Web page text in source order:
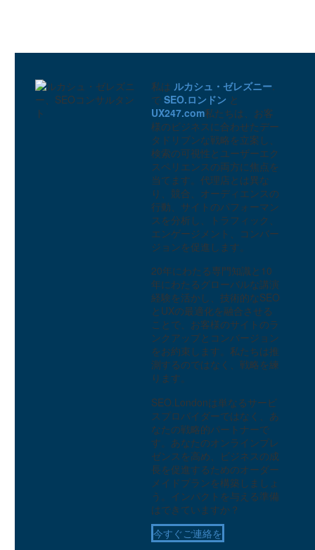
eコマースのバスケット放
ンス
1
09 4? 2014
カスタマーレビューとコン
バージョン最適化
0
eコマースのタクソノミと
コンバージョンへの影響に
ついての新しいeGuide
1
ボーデン - 中国でのユーザ
3
ビリティ・テスト
0
EコマースサイトのUXデザ
0
オンラインショップのため
のユーザーエクスペリエン
バスケットユーザビリティ
0
ボンマルシェ - マルチプラ
ットフォームのユーザビリ
3
Covid-19は、オンラインUX
の新しい常識を作るか？
3
私は ルカシュ・ゼレズニー.
で SEO.ロンドン と
UX247.com私たちは、お客
様のビジネスに合わせたデー
タドリブンな戦略を立案し、
検索の可視性とユーザーエク
スペリエンスの両方に焦点を
当てます。代理店とは異な
り、競合、オーディエンスの
行動、サイトのパフォーマン
スを分析し、トラフィック、
エンゲージメント、コンバー
ジョンを促進します。
20年にわたる専門知識と10
年にわたるグローバルな講演
経験を活かし、技術的なSEO
とUXの最適化を融合させる
ことで、お客様のサイトのラ
ンクアップとコンバージョン
をお約束します。私たちは推
測するのではなく、戦略を練
ります。
SEO.Londonは単なるサービ
スプロバイダーではなく、あ
なたの戦略的パートナーで
す。あなたのオンラインプレ
ゼンスを高め、ビジネスの成
長を促進するためのオーダー
メイドプランを構築しましょ
う。インパクトを与える準備
はできていますか？
今すぐご連絡を